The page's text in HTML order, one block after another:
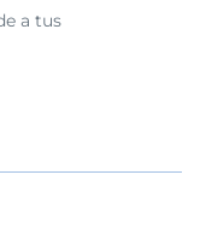
a tus